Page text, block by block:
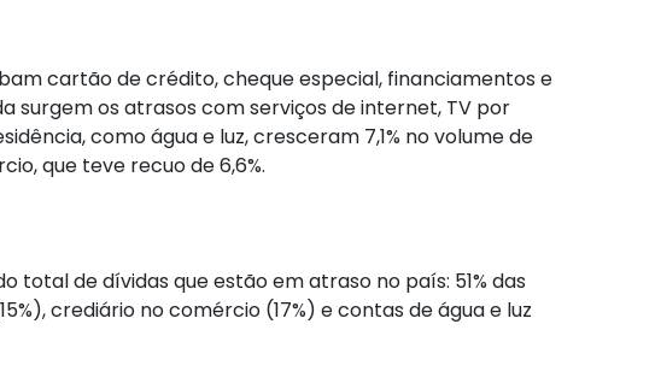
cartão de crédito, cheque especial, financiamentos e
surgem os atrasos com serviços de internet, TV por
como água e luz, cresceram 7,1% no volume de
que teve recuo de 6,6%.
de dívidas que estão em atraso no país: 51% das
crediário no comércio (17%) e contas de água e luz